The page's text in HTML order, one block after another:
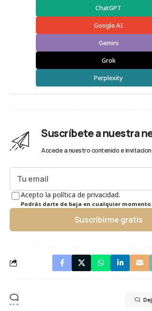
ChatGPT
Google AI
Gemini
Grok
Perplexity
Suscríbete a nuestra
Accede a nuestro contenido e
Acepto la política de privacidad.
Podrás darte de baja en cualquier momento.
Suscribirme gratis